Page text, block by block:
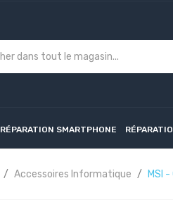
RÉPARATION SMARTPHONE
Accessoires Informatique MSI